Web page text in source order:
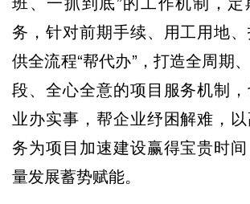
务，针对前期手续、用工用地
供全流程“帮代办”，打造全周期
段、全心全意的项目服务机制
业办实事，帮企业纾困解难，
务为项目加速建设赢得宝贵时
量发展蓄势赋能。